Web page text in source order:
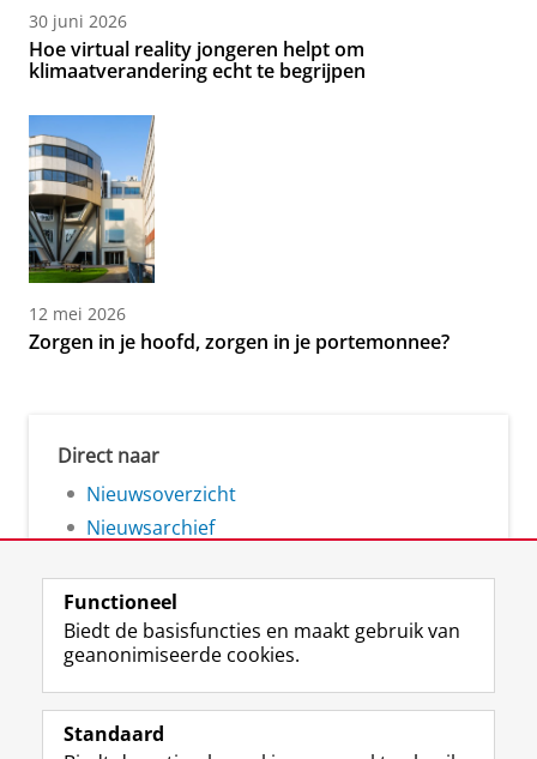
30 juni 2026
Hoe virtual reality jongeren helpt om
klimaatverandering echt te begrijpen
12 mei 2026
Zorgen in je hoofd, zorgen in je portemonnee?
Direct naar
Nieuwsoverzicht
Nieuwsarchief
Volg de RUG
F
a
L
i
R
S
I
n
Y
o
Functioneel
Biedt de basisfuncties en maakt gebruik van
geanonimiseerde cookies.
Standaard